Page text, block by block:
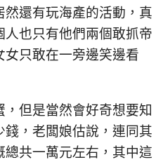
還有玩海產的活動，真
也只有他們兩個敢抓帝
只敢在一旁邊笑邊看
但是當然會好奇想要知
，老闆娘估說，連同其
共一萬元左右，其中這